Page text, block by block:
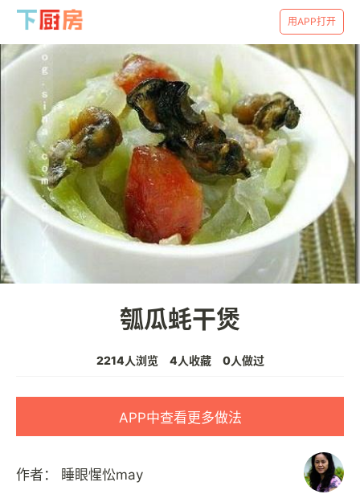
用APP打开
瓠瓜蚝干煲
2214人浏览 4人收藏 0人做过
APP中查看更多做法
作者： 睡眼惺忪may